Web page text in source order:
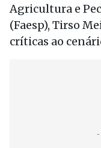
Agricultura e
(Faesp), Tirso
críticas ao